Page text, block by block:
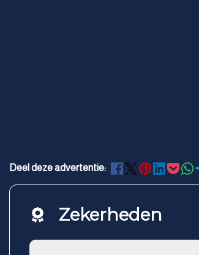
Deel deze advertentie:
Zekerheden